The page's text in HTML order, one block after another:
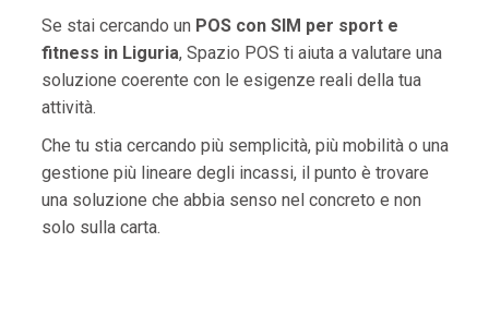
Se stai cercando un POS con SIM per sport e
fitness in Liguria, Spazio POS ti aiuta a valutare una
soluzione coerente con le esigenze reali della tua
attività.
Che tu stia cercando più semplicità, più mobilità o una
gestione più lineare degli incassi, il punto è trovare
una soluzione che abbia senso nel concreto e non
solo sulla carta.